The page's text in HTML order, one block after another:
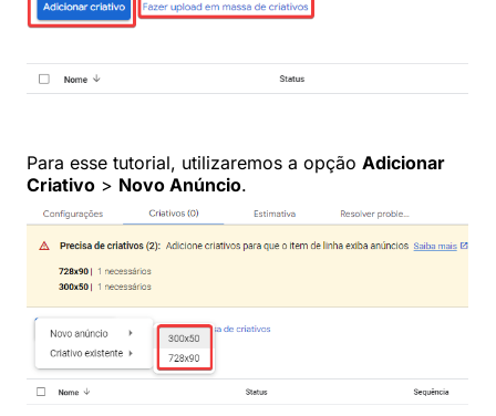
Para esse tutorial, utilizaremos a opção Adicionar
Criativo > Novo Anúncio.